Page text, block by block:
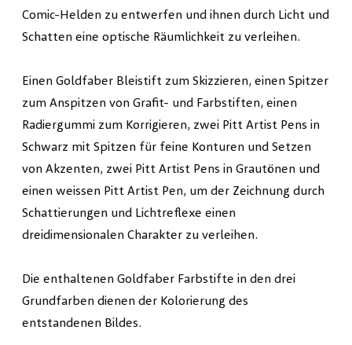
Comic-Helden zu entwerfen und ihnen durch Licht und
Schatten eine optische Räumlichkeit zu verleihen.
Einen Goldfaber Bleistift zum Skizzieren, einen Spitzer
zum Anspitzen von Grafit- und Farbstiften, einen
Radiergummi zum Korrigieren, zwei Pitt Artist Pens in
Schwarz mit Spitzen für feine Konturen und Setzen
von Akzenten, zwei Pitt Artist Pens in Grautönen und
einen weissen Pitt Artist Pen, um der Zeichnung durch
Schattierungen und Lichtreflexe einen
dreidimensionalen Charakter zu verleihen.
Die enthaltenen Goldfaber Farbstifte in den drei
Grundfarben dienen der Kolorierung des
entstandenen Bildes.